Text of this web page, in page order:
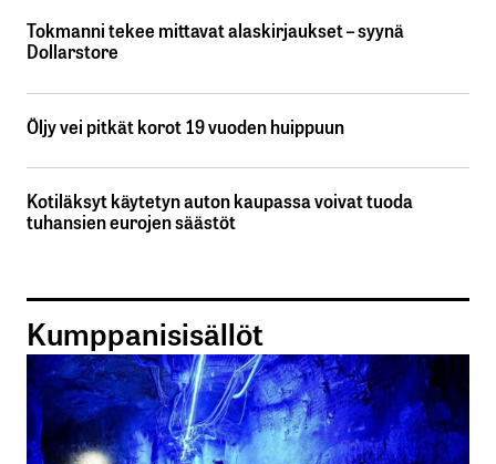
Tokmanni tekee mittavat alaskirjaukset – syynä
Dollarstore
Öljy vei pitkät korot 19 vuoden huippuun
Kotiläksyt käytetyn auton kaupassa voivat tuoda
tuhansien eurojen säästöt
Kumppanisisällöt